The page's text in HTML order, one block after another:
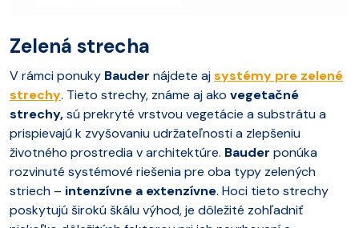
Zelená strecha
V rámci ponuky Bauder nájdete ajsystémy pre zelené
strechy. Tieto strechy, známe aj ako vegetačné
strechy,sú prekryté vrstvou vegetácie a substrátu a
prispievajú k zvyšovaniu udržateľnosti a zlepšeniu
životného prostredia v architektúre. Bauder ponúka
rozvinuté systémové riešenia pre oba typy zelených
striech – intenzívne a extenzívne. Hoci tieto strechy
poskytujú širokú škálu výhod, je dôležité zohľadniť